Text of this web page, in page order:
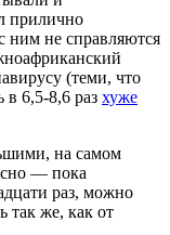
прилично
ним не справляются
(теми, что
6,5-8,6 раз хуже
на самом
— пока
раз, можно
так же, как от